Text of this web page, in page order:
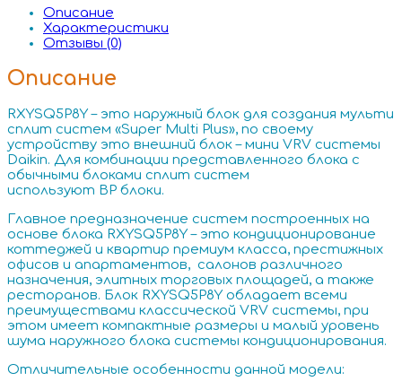
Описание
Характеристики
Отзывы (0)
Описание
RXYSQ5P8Y – это наружный блок для создания мульти
сплит систем «Super Multi Plus», по своему
устройству это внешний блок – мини VRV системы
Daikin. Для комбинации представленного блока с
обычными блоками сплит систем
используют BP блоки.
Главное предназначение систем построенных на
основе блока RXYSQ5P8Y – это кондиционирование
коттеджей и квартир премиум класса, престижных
офисов и апартаментов, салонов различного
назначения, элитных торговых площадей, а также
ресторанов. Блок RXYSQ5P8Y обладает всеми
преимуществами классической VRV системы, при
этом имеет компактные размеры и малый уровень
шума наружного блока системы кондиционирования.
Отличительные особенности данной модели: